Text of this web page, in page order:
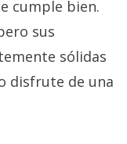
cumple bien.
sus
sólidas
disfrute de una